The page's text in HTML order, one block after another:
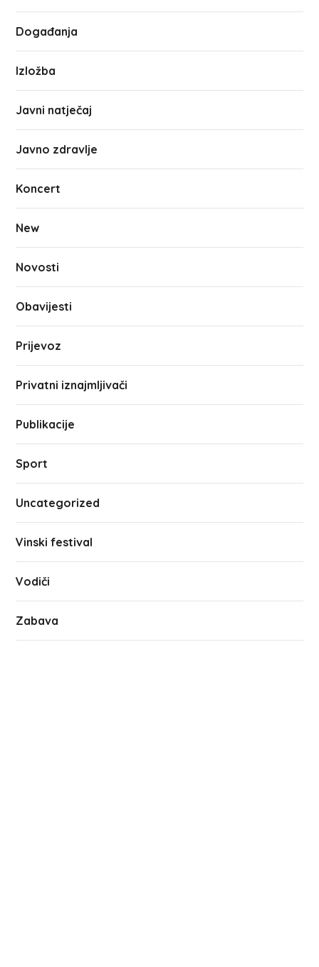
Događanja
Izložba
Javni natječaj
Javno zdravlje
Koncert
New
Novosti
Obavijesti
Prijevoz
Privatni iznajmljivači
Publikacije
Sport
Uncategorized
Vinski festival
Vodiči
Zabava